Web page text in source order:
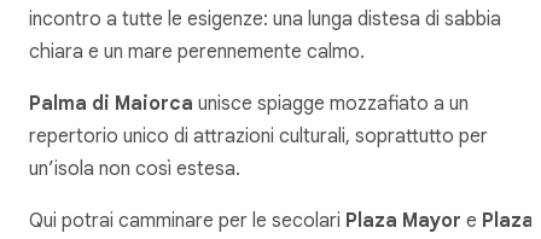
incontro a tutte le esigenze: una lunga distesa di sabbia
chiara e un mare perennemente calmo.
Palma di Maiorca unisce spiagge mozzafiato a un
repertorio unico di attrazioni culturali, soprattutto per
un’isola non così estesa.
Qui potrai camminare per le secolari Plaza Mayor e Plaza